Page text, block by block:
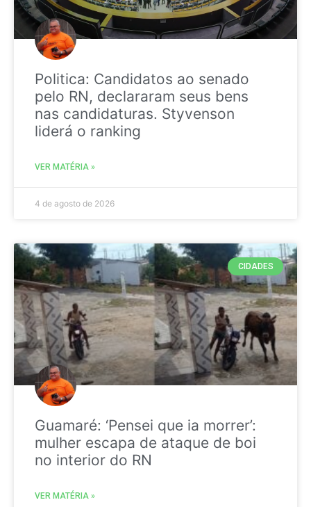
Politica: Candidatos ao senado
pelo RN, declararam seus bens
nas candidaturas. Styvenson
liderá o ranking
VER MATÉRIA »
4 de agosto de 2026
CIDADES
Guamaré: ‘Pensei que ia morrer’:
mulher escapa de ataque de boi
no interior do RN
VER MATÉRIA »